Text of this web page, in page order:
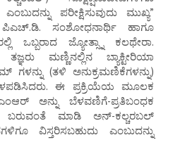
ಪರೀಕ್ಷಿಸುವುದು ಮುಖ್ಯ”
ಪಿಎಚ್.ಡಿ. ಸಂಶೋಧನಾರ್ಥಿ ಹಾಗೂ
ಒಬ್ಬರಾದ ಜ್ಯೋತ್ಸ್ನಾ ಕಲಥೇರಾ.
ಮಣ್ಣಿನಲ್ಲಿನ ಬ್ಯಾಕ್ಟೀರಿಯಾ
(ತಳಿ ಅನುಕ್ರಮಣಿಕೆಗಳನ್ನು)
ಈ ಪ್ರಕ್ರಿಯೆಯ ಮೂಲಕ
ಅನ್ನು ಬೆಳವಣಿಗೆ-ಪ್ರತಿಬಂಧಕ
ಬರುವಂತೆ ಮಾಡಿ ಅನ್-ಕಲ್ಚರಬಲ್
ವಿಸ್ತರಿಸಬಹುದು ಎಂಬುದನ್ನು